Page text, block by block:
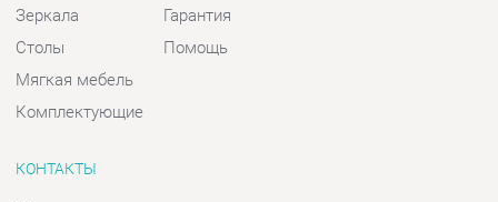
КОНТАКТЫ
Шоурум и склад самовывоза
Адрес: г. Екатеринбург, пер.
Базовый, 47